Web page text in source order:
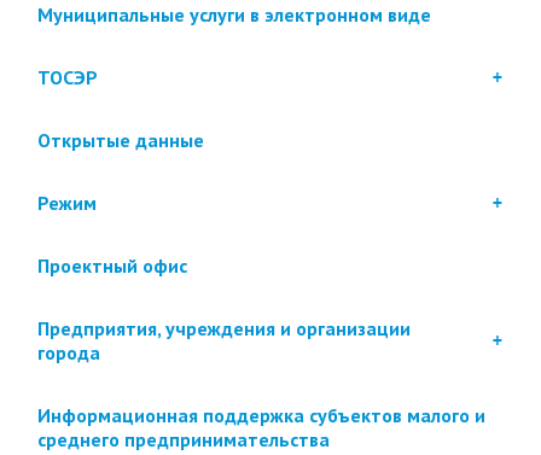
Муниципальные услуги в электронном виде
ТОСЭР
Открытые данные
Режим
Проектный офис
Предприятия, учреждения и организации
города
Информационная поддержка субъектов малого и
среднего предпринимательства